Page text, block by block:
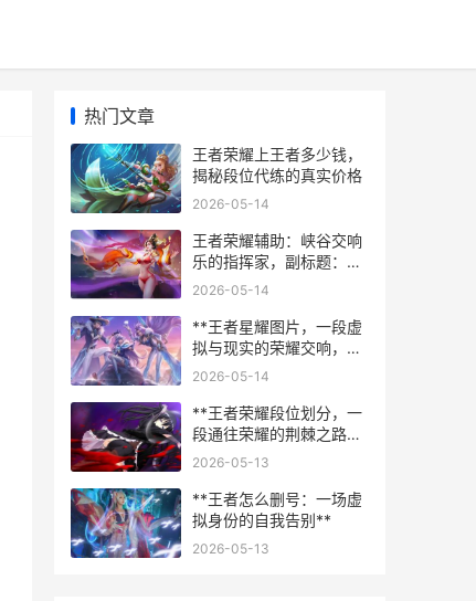
热门文章
王者荣耀上王者多少钱，
揭秘段位代练的真实价格
2026-05-14
王者荣耀辅助：峡谷交响
乐的指挥家，副标题：无
声战场上的灵魂执棒者
2026-05-14
**王者星耀图片，一段虚
拟与现实的荣耀交响，副
标题，星光刻度上的攀登
2026-05-14
**王者荣耀段位划分，一
段通往荣耀的荆棘之路，
副标题，从倔强青铜到最
2026-05-13
**王者怎么删号：一场虚
拟身份的自我告别**
2026-05-13